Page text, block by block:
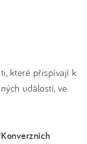
které přispívají k
událostí, ve